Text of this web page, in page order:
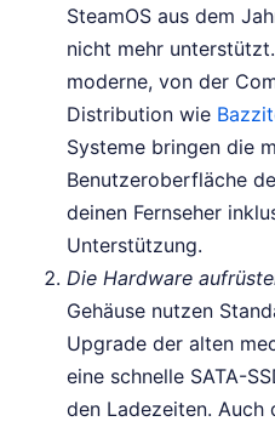
SteamOS aus dem
nicht mehr
moderne, von der
Distribution wie
Systeme bringen die
Benutzeroberfläche
deinen Fernseher
Unterstützung.
Die Hardware
Gehäuse nutzen
Upgrade der alten
eine schnelle SATA-
den Ladezeiten. Auch